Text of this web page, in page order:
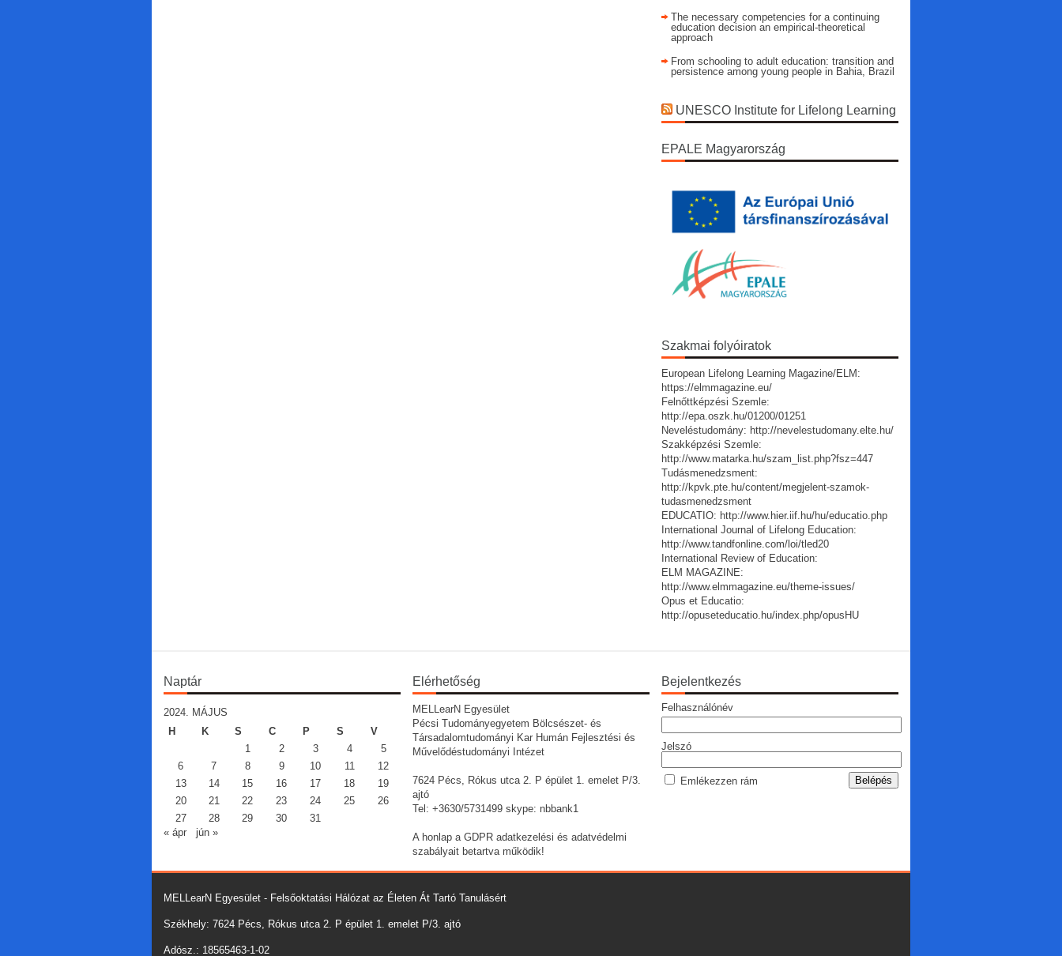
The necessary competencies for a continuing
education decision an empirical-theoretical
approach
From schooling to adult education: transition and
persistence among young people in Bahia, Brazil
UNESCO Institute for Lifelong Learning
EPALE Magyarország
Szakmai folyóiratok
European Lifelong Learning Magazine/ELM:
https://elmmagazine.eu/
Felnőttképzési Szemle:
http://epa.oszk.hu/01200/01251
Neveléstudomány: http://nevelestudomany.elte.hu/
Szakképzési Szemle:
http://www.matarka.hu/szam_list.php?fsz=447
Tudásmenedzsment:
http://kpvk.pte.hu/content/megjelent-szamok-
tudasmenedzsment
EDUCATIO: http://www.hier.iif.hu/hu/educatio.php
International Journal of Lifelong Education:
http://www.tandfonline.com/loi/tled20
International Review of Education:
ELM MAGAZINE:
http://www.elmmagazine.eu/theme-issues/
Opus et Educatio:
http://opuseteducatio.hu/index.php/opusHU
Naptár
2024. MÁJUS
H
K S C P S
V
1
2 3 4
5
6
7 8 9 10 11
12
13
14 15 16 17 18
19
20
21 22 23 24 25
26
27
28 29 30
31
« ápr
jún »
Elérhetőség
MELLearN Egyesület
Pécsi Tudományegyetem Bölcsészet- és
Társadalomtudományi Kar Humán Fejlesztési és
Művelődéstudományi Intézet
7624 Pécs, Rókus utca 2. P épület 1. emelet P/3.
ajtó
Tel: +3630/5731499 skype: nbbank1
A honlap a GDPR adatkezelési és adatvédelmi
szabályait betartva működik!
Bejelentkezés
Felhasználónév
Jelszó
Emlékezzen rám
MELLearN Egyesület - Felsőoktatási Hálózat az Életen Át Tartó Tanulásért
Székhely: 7624 Pécs, Rókus utca 2. P épület 1. emelet P/3. ajtó
Adósz.: 18565463-1-02